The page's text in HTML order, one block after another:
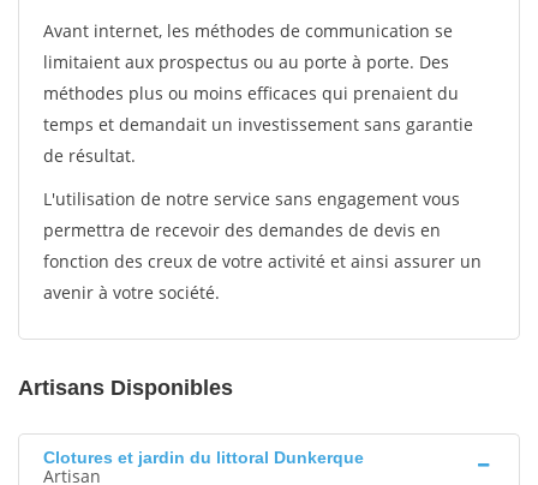
Avant internet, les méthodes de communication se
limitaient aux prospectus ou au porte à porte. Des
méthodes plus ou moins efficaces qui prenaient du
temps et demandait un investissement sans garantie
de résultat.
L'utilisation de notre service sans engagement vous
permettra de recevoir des demandes de devis en
fonction des creux de votre activité et ainsi assurer un
avenir à votre société.
Artisans Disponibles
Clotures et jardin du littoral Dunkerque
Artisan